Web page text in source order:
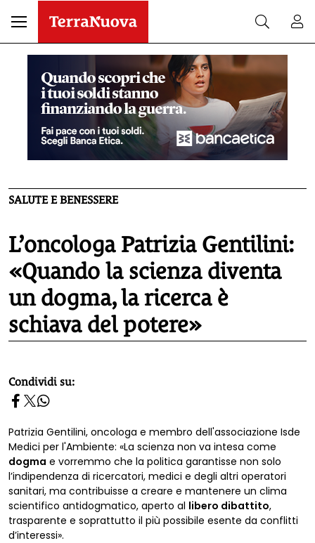
SALUTE E BENESSERE
L’oncologa Patrizia Gentilini:
«Quando la scienza diventa
un dogma, la ricerca è
schiava del potere»
homepage h2
Condividi su:
Patrizia Gentilini, oncologa e membro dell'associazione Isde
Medici per l'Ambiente: «La scienza non va intesa come
dogma e vorremmo che la politica garantisse non solo
l’indipendenza di ricercatori, medici e degli altri operatori
sanitari, ma contribuisse a creare e mantenere un clima
scientifico antidogmatico, aperto al libero dibattito,
trasparente e soprattutto il più possibile esente da conflitti
d’interessi».